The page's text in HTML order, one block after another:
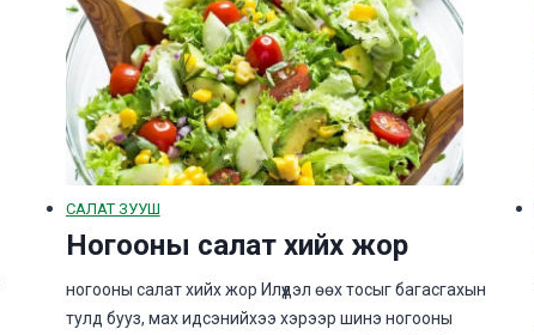
САЛАТ ЗУУШ
Ногооны салат хийх жор
ногооны салат хийх жор Илүүдэл өөх тосыг багасгахын
тулд бууз, мах идсэнийхээ хэрээр шинэ ногооны